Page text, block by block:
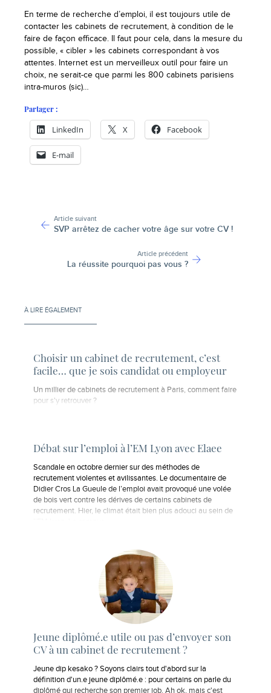
En terme de recherche d’emploi, il est toujours utile de
contacter les cabinets de recrutement, à condition de le
faire de façon efficace. Il faut pour cela, dans la mesure du
possible, « cibler » les cabinets correspondant à vos
attentes. Internet est un merveilleux outil pour faire un
choix, ne serait-ce que parmi les 800 cabinets parisiens
intra-muros (sic)…
Partager :
LinkedIn X Facebook
E-mail
Article suivant
SVP arrêtez de cacher votre âge sur votre CV !
Article précédent
La réussite pourquoi pas vous ?
À LIRE ÉGALEMENT
Choisir un cabinet de recrutement, c’est
facile… que je sois candidat ou employeur
Un millier de cabinets de recrutement à Paris, comment faire
pour s'y retrouver ?
Débat sur l’emploi à l’EM Lyon avec Elaee
Scandale en octobre dernier sur des méthodes de
recrutement violentes et avilissantes. Le documentaire de
Didier Cros La Gueule de l’emploi avait provoqué une volée
de bois vert contre les dérives de certains cabinets de
recrutement. Hier, le climat était bien plus adouci au sein de
Jeune diplômé.e utile ou pas d’envoyer son
CV à un cabinet de recrutement ?
Jeune dip kesako ? Soyons clairs tout d'abord sur la
définition d'un.e jeune diplômé.e : pour certains on parle du
diplômé qui recherche son premier job. Ah ok, mais c'est